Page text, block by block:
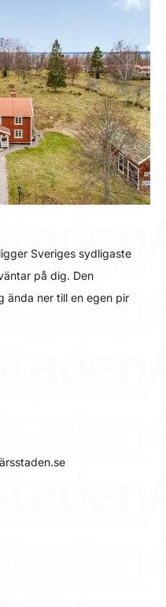
Sveriges sydligaste
på dig. Den
ända ner till en egen pir